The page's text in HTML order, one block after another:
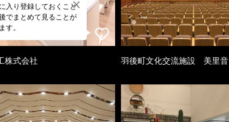
入り登録しておくこと
でまとめて見ることが
す。
株式会社 羽後町文化交流施設 美里音